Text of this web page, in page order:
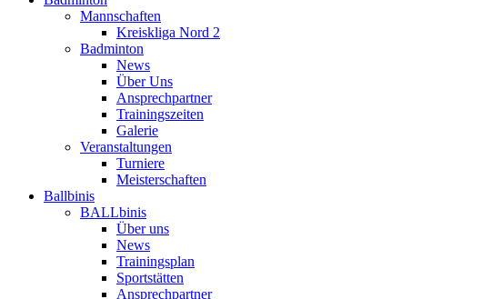
Mannschaften
Kreiskliga Nord 2
Badminton
News
Über Uns
Ansprechpartner
Trainingszeiten
Galerie
Veranstaltungen
Turniere
Meisterschaften
Ballbinis
BALLbinis
Über uns
News
Trainingsplan
Sportstätten
Ansprechpartner